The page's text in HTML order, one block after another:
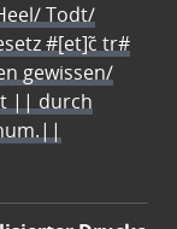
Todt/
#[et]c̃ tr#
gewissen/
|| durch